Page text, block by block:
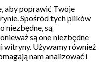
aby poprawić Twoje
Spośród tych plików
niezbędne, są
są one niezbędne
witryny. Używamy również
nam analizować i